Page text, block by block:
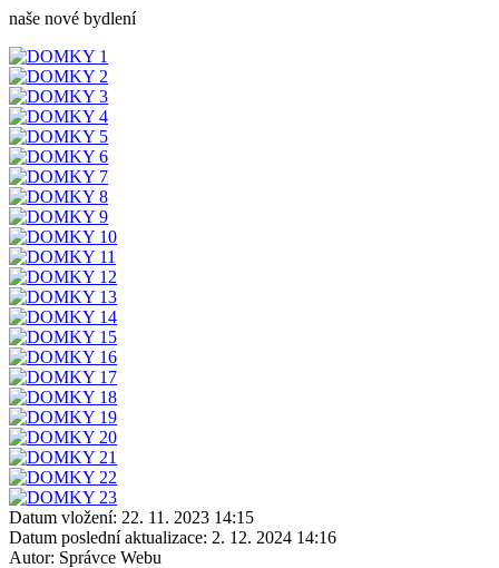
naše nové bydlení
Datum vložení: 22. 11. 2023 14:15
Datum poslední aktualizace: 2. 12. 2024 14:16
Autor: Správce Webu